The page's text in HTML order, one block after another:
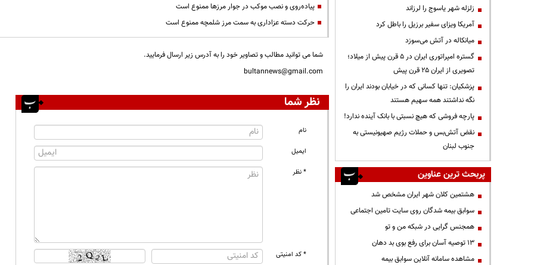
پیاده‌روی و نصب موکب در جوار مرزها ممنوع است
حرکت دسته عزاداری به سمت مرز شلمچه ممنوع است
شما می توانید مطالب و تصاویر خود را به آدرس زیر ارسال فرمایید.
bultannews@gmail.com
نظر شما
نام
ایمیل
* نظر
* کد امنیتی
زلزله شهر یاسوج را لرزاند
آمریکا ویزای سفیر برزیل را باطل کرد
میانکاله در آتش می‌سوزد
گستره امپراتوری ایران در ۵ قرن پیش از میلاد؛
تصویری از ایران ۲۵ قرن پیش
پزشکیان: تنها کسانی که در خیابان بودند ایران را
نگه نداشتند همه سهیم هستند
پارچه فروشی که هیچ نسبتی با بانک آینده ندارد!
نقض آتش‌بس و حملات رژیم صهیونیستی به
جنوب لبنان
پربحث ترین عناوین
هشتمین کلان شهر ایران مشخص شد
سوابق بیمه شدگان روی سایت تامین اجتماعی
همجنس گرایی در شبکه من و تو
13 توصیه آسان برای رفع بوی بد دهان
مشاهده سامانه آنلاين سوابق بیمه